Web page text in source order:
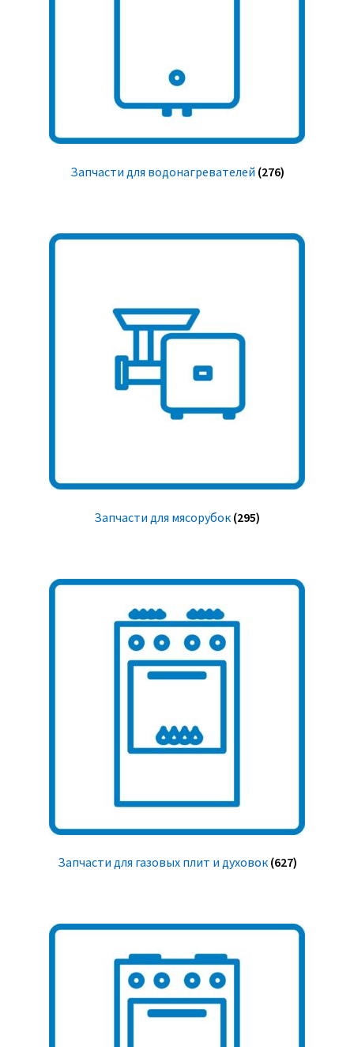
Запчасти для водонагревателей (276)
Запчасти для мясорубок (295)
Запчасти для газовых плит и духовок (627)